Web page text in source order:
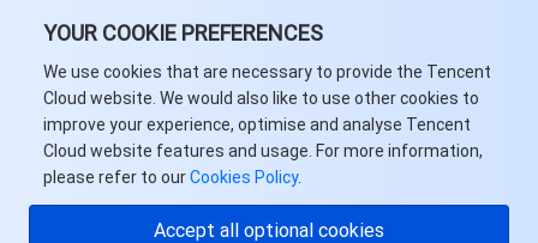
YOUR COOKIE PREFERENCES
We use cookies that are necessary to provide the Tencent
Cloud website. We would also like to use other cookies to
improve your experience, optimise and analyse Tencent
Cloud website features and usage. For more information,
please refer to ourCookies Policy.
Accept all optional cookies